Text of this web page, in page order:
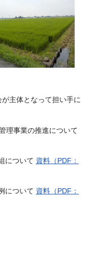
主体となって担い手に
理事業の推進について
について 資料（PDF：
について 資料（PDF：